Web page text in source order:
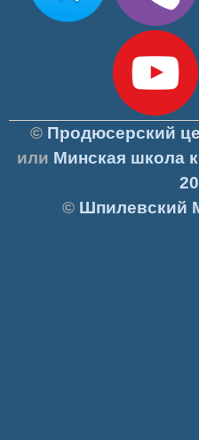
© Продюсерский
или Минская школа
© Шпилевский